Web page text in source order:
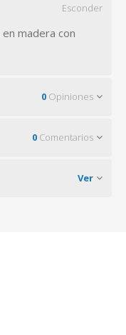
Esconder
madera con
0 Opiniones
0 Comentarios
Ver